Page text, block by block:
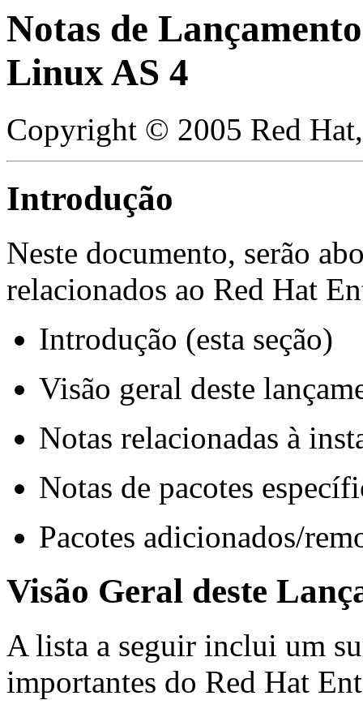
Notas de
Linux AS 4
Copyright © 2005 Red
Introdução
Neste documento, serão
relacionados ao Red Hat
Introdução (esta seção)
Visão geral deste
Notas relacionadas à
Notas de pacotes
Pacotes adicionados/
Visão Geral deste
A lista a seguir inclui um
importantes do Red Hat